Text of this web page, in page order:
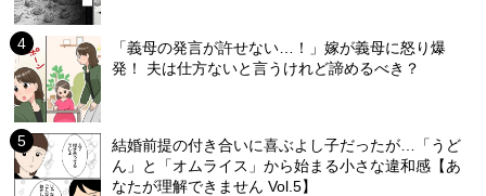
「義母の発言が許せない…！」嫁が義母に怒り爆
発！ 夫は仕方ないと言うけれど諦めるべき？
結婚前提の付き合いに喜ぶよし子だったが…「うど
ん」と「オムライス」から始まる小さな違和感【あ
なたが理解できません Vol.5】